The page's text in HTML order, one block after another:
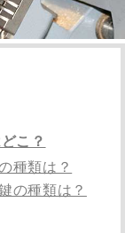
こ？
種類は？
の種類は？